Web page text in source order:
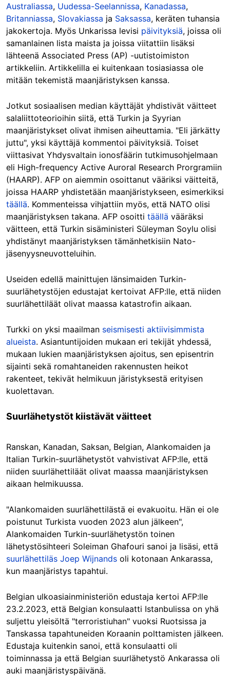
Australiassa, Uudessa-Seelannissa, Kanadassa,
Britanniassa, Slovakiassa ja Saksassa, keräten tuhansia
jakokertoja. Myös Unkarissa levisi päivityksiä, joissa oli
samanlainen lista maista ja joissa viitattiin lisäksi
lähteenä Associated Press (AP) -uutistoimiston
artikkeliin. Artikkelilla ei kuitenkaan tosiasiassa ole
mitään tekemistä maanjäristyksen kanssa.
Jotkut sosiaalisen median käyttäjät yhdistivät väitteet
salaliittoteorioihin siitä, että Turkin ja Syyrian
maanjäristykset olivat ihmisen aiheuttamia. "Eli järkätty
juttu", yksi käyttäjä kommentoi päivityksiä. Toiset
viittasivat Yhdysvaltain ionosfäärin tutkimusohjelmaan
eli High-frequency Active Auroral Research Prorgramiin
(HAARP). AFP on aiemmin osoittanut vääriksi väitteitä,
joissa HAARP yhdistetään maanjäristykseen, esimerkiksi
täällä. Kommenteissa vihjattiin myös, että NATO olisi
maanjäristyksen takana. AFP osoitti täällä vääräksi
väitteen, että Turkin sisäministeri Süleyman Soylu olisi
yhdistänyt maanjäristyksen tämänhetkisiin Nato-
jäsenyysneuvotteluihin.
Useiden edellä mainittujen länsimaiden Turkin-
suurlähetystöjen edustajat kertoivat AFP:lle, että niiden
suurlähettiläät olivat maassa katastrofin aikaan.
Turkki on yksi maailman seismisesti aktiivisimmista
alueista. Asiantuntijoiden mukaan eri tekijät yhdessä,
mukaan lukien maanjäristyksen ajoitus, sen episentrin
sijainti sekä romahtaneiden rakennusten heikot
rakenteet, tekivät helmikuun järistyksestä erityisen
kuolettavan.
Suurlähetystöt kiistävät väitteet
Ranskan, Kanadan, Saksan, Belgian, Alankomaiden ja
Italian Turkin-suurlähetystöt vahvistivat AFP:lle, että
niiden suurlähettiläät olivat maassa maanjäristyksen
aikaan helmikuussa.
"Alankomaiden suurlähettilästä ei evakuoitu. Hän ei ole
poistunut Turkista vuoden 2023 alun jälkeen",
Alankomaiden Turkin-suurlähetystön toinen
lähetystösihteeri Soleiman Ghafouri sanoi ja lisäsi, että
suurlähettiläs Joep Wijnands oli kotonaan Ankarassa,
kun maanjäristys tapahtui.
Belgian ulkoasiainministeriön edustaja kertoi AFP:lle
23.2.2023, että Belgian konsulaatti Istanbulissa on yhä
suljettu yleisöltä "terroristiuhan" vuoksi Ruotsissa ja
Tanskassa tapahtuneiden Koraanin polttamisten jälkeen.
Edustaja kuitenkin sanoi, että konsulaatti oli
toiminnassa ja että Belgian suurlähetystö Ankarassa oli
auki maanjäristyspäivänä.